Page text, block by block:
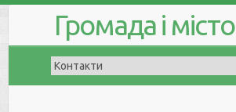
Громада і місто